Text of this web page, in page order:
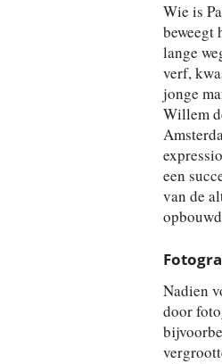
Wie is
beweegt
lange
verf,
jonge
Willem
een
van de
Nadien
door